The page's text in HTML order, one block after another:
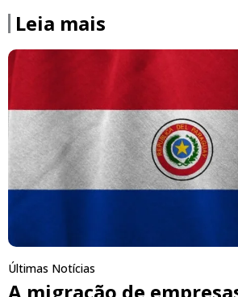
Leia mais
Últimas Notícias